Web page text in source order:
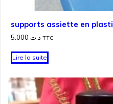
supports assiette en
د.ت TTC
Lire la suite